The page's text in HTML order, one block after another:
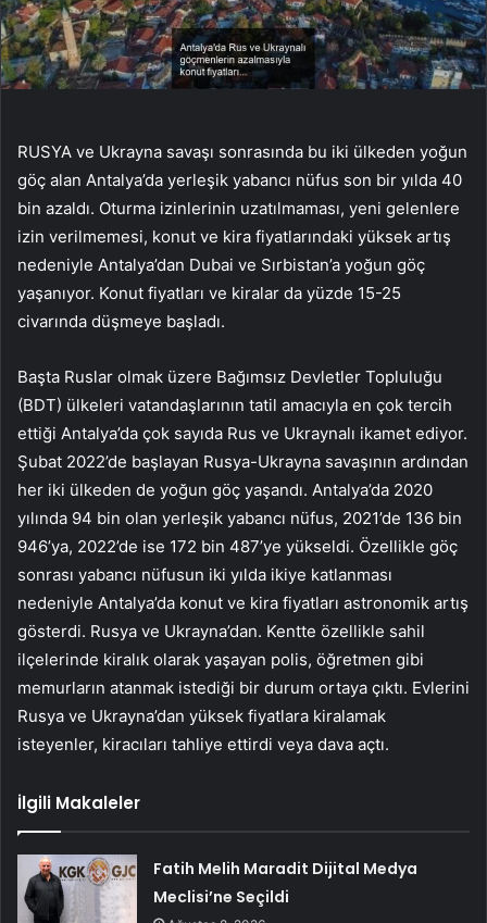
RUSYA ve Ukrayna savaşı sonrasında bu iki ülkeden yoğun
göç alan Antalya’da yerleşik yabancı nüfus son bir yılda 40
bin azaldı. Oturma izinlerinin uzatılmaması, yeni gelenlere
izin verilmemesi, konut ve kira fiyatlarındaki yüksek artış
nedeniyle Antalya’dan Dubai ve Sırbistan’a yoğun göç
yaşanıyor. Konut fiyatları ve kiralar da yüzde 15-25
civarında düşmeye başladı.
Başta Ruslar olmak üzere Bağımsız Devletler Topluluğu
(BDT) ülkeleri vatandaşlarının tatil amacıyla en çok tercih
ettiği Antalya’da çok sayıda Rus ve Ukraynalı ikamet ediyor.
Şubat 2022’de başlayan Rusya-Ukrayna savaşının ardından
her iki ülkeden de yoğun göç yaşandı. Antalya’da 2020
yılında 94 bin olan yerleşik yabancı nüfus, 2021’de 136 bin
946’ya, 2022’de ise 172 bin 487’ye yükseldi. Özellikle göç
sonrası yabancı nüfusun iki yılda ikiye katlanması
nedeniyle Antalya’da konut ve kira fiyatları astronomik artış
gösterdi. Rusya ve Ukrayna’dan. Kentte özellikle sahil
ilçelerinde kiralık olarak yaşayan polis, öğretmen gibi
memurların atanmak istediği bir durum ortaya çıktı. Evlerini
Rusya ve Ukrayna’dan yüksek fiyatlara kiralamak
isteyenler, kiracıları tahliye ettirdi veya dava açtı.
İlgili Makaleler
Fatih Melih Maradit Dijital Medya
Meclisi’ne Seçildi